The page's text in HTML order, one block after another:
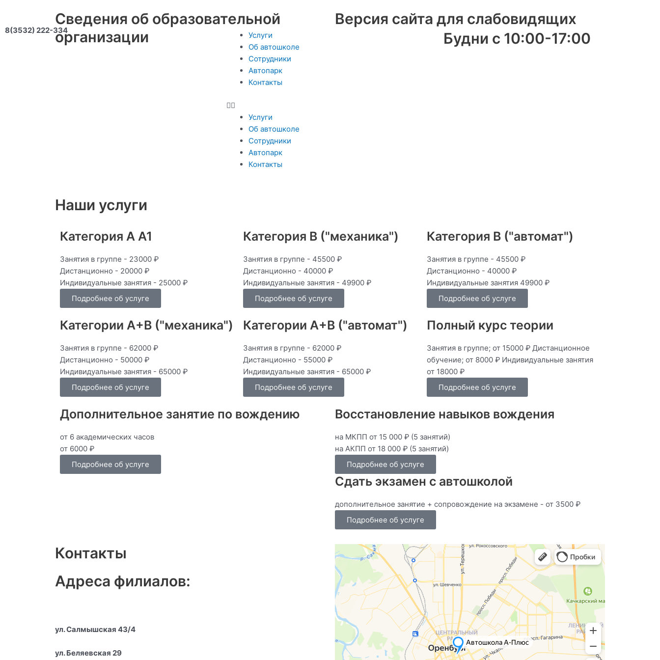
содержимому
Сведения об образовательной
организации
Версия сайта для слабовидящих
8(3532) 222-334
Услуги
Об автошколе
Сотрудники
Автопарк
Контакты
Меню
Услуги
Об автошколе
Сотрудники
Автопарк
Контакты
Будни с 10:00-17:00
Наши услуги
Категория А А1
Занятия в группе - 23000 ₽
Дистанционно - 20000 ₽
Индивидуальные занятия - 25000 ₽
Подробнее об услуге
Категория В ("механика")
Занятия в группе - 45500 ₽
Дистанционно - 40000 ₽
Индивидуальные занятия - 49900 ₽
Подробнее об услуге
Категория В ("автомат")
Занятия в группе - 45500 ₽
Дистанционно - 40000 ₽
Индивидуальные занятия 49900 ₽
Подробнее об услуге
Категории А+В ("механика")
Занятия в группе - 62000 ₽
Дистанционно - 50000 ₽
Индивидуальные занятия - 65000 ₽
Подробнее об услуге
Категории А+В ("автомат")
Занятия в группе - 62000 ₽
Дистанционно - 55000 ₽
Индивидуальные занятия - 65000 ₽
Подробнее об услуге
Полный курс теории
Занятия в группе; от 15000 ₽ Дистанционное
обучение; от 8000 ₽ Индивидуальные занятия
от 18000 ₽
Подробнее об услуге
Дополнительное занятие по вождению
от 6 академических часов
от 6000 ₽
Подробнее об услуге
Восстановление навыков вождения
на МКПП от 15 000 ₽ (5 занятий)
на АКПП от 18 000 ₽ (5 занятий)
Подробнее об услуге
Сдать экзамен с автошколой
дополнительное занятие + сопровождение на экзамене - от 3500 ₽
Подробнее об услуге
Контакты
Адреса филиалов:
ул. Салмышская 43/4
ул. Беляевская 29